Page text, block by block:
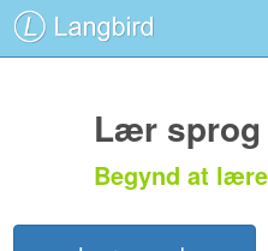
Lær sprog
Begynd at